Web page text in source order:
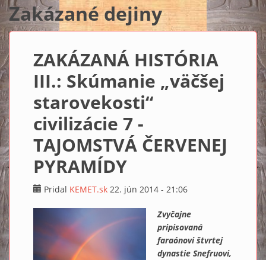
Zakázané dejiny
ZAKÁZANÁ HISTÓRIA
III.: Skúmanie „väčšej
starovekosti“
civilizácie 7 -
TAJOMSTVÁ ČERVENEJ
PYRAMÍDY
Pridal KEMET.sk 22. jún 2014 - 21:06
Zvyčajne
pripisovaná
faraónovi štvrtej
dynastie Snefruovi,